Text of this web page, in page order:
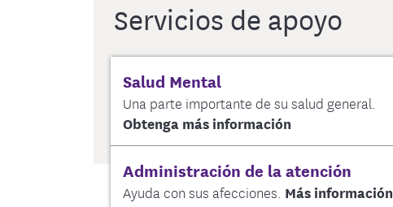
Servicios de apoyo
Salud Mental
Una parte importante de su salud general.
Obtenga más información
Administración de la atención
Ayuda con sus afecciones. Más información